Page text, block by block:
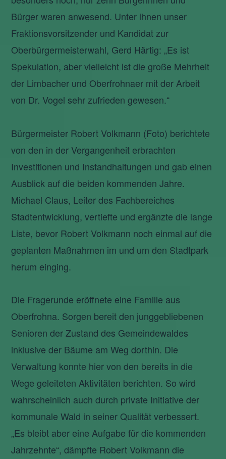
Bürger waren anwesend. Unter ihnen unser
Fraktionsvorsitzender und Kandidat zur
Oberbürgermeisterwahl, Gerd Härtig: „Es ist
Spekulation, aber vielleicht ist die große Mehrheit
der Limbacher und Oberfrohnaer mit der Arbeit
von Dr. Vogel sehr zufrieden gewesen.“
Bürgermeister Robert Volkmann (Foto) berichtete
von den in der Vergangenheit erbrachten
Investitionen und Instandhaltungen und gab einen
Ausblick auf die beiden kommenden Jahre.
Michael Claus, Leiter des Fachbereiches
Stadtentwicklung, vertiefte und ergänzte die lange
Liste, bevor Robert Volkmann noch einmal auf die
geplanten Maßnahmen im und um den Stadtpark
herum einging.
Die Fragerunde eröffnete eine Familie aus
Oberfrohna. Sorgen bereit den junggebliebenen
Senioren der Zustand des Gemeindewaldes
inklusive der Bäume am Weg dorthin. Die
Verwaltung konnte hier von den bereits in die
Wege geleiteten Aktivitäten berichten. So wird
wahrscheinlich auch durch private Initiative der
kommunale Wald in seiner Qualität verbessert.
„Es bleibt aber eine Aufgabe für die kommenden
Jahrzehnte“, dämpfte Robert Volkmann die